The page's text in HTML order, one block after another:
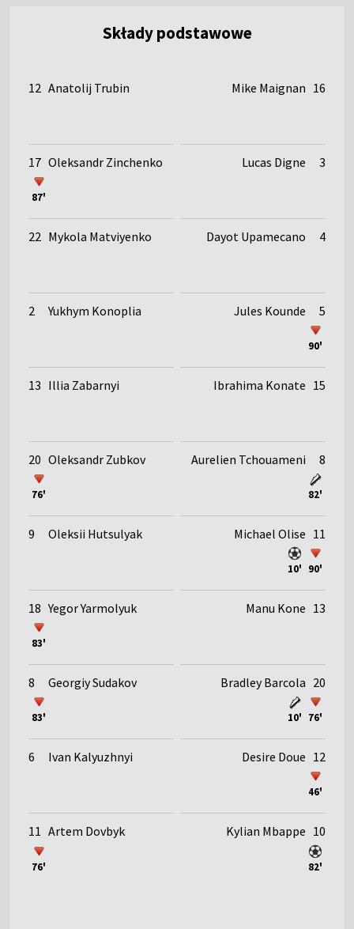
Składy podstawowe
12 Anatolij Trubin
17 Oleksandr Zinchenko
87'
22 Mykola Matviyenko
2 Yukhym Konoplia
13 Illia Zabarnyi
20 Oleksandr Zubkov
76'
9 Oleksii Hutsulyak
18 Yegor Yarmolyuk
83'
8 Georgiy Sudakov
83'
6 Ivan Kalyuzhnyi
11 Artem Dovbyk
76'
Mike Maignan 16
Lucas Digne 3
Dayot Upamecano 4
90'
Jules Kounde 5
Ibrahima Konate 15
82'
Aurelien Tchouameni 8
10' 90'
Michael Olise 11
Manu Kone 13
10' 76'
Bradley Barcola 20
46'
Desire Doue 12
82'
Kylian Mbappe 10